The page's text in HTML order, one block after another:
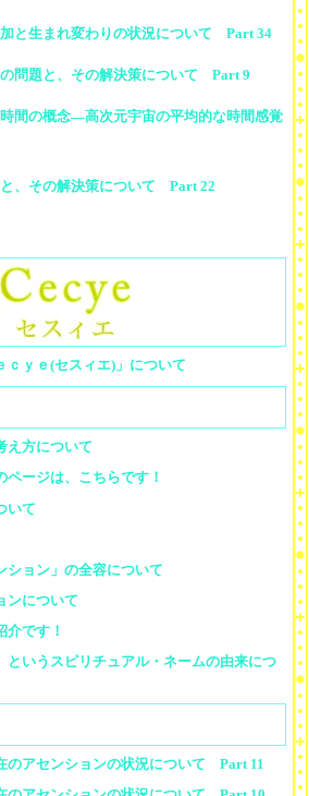
と生まれ変わりの状況について Part 34
問題と、その解決策について Part 9
間の概念—高次元宇宙の平均的な時間感覚
、その解決策について Part 22
ｃｙｅ(セスィエ)」について
え方について
ージは、こちらです！
いて
ション」の全容について
ンについて
介です！
というスピリチュアル・ネームの由来につ
のアセンションの状況について Part 11